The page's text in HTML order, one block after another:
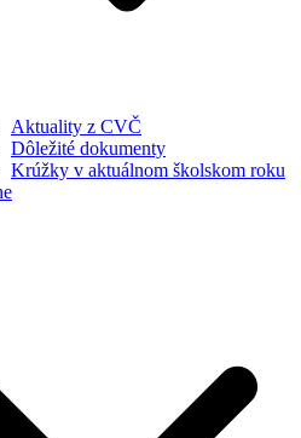
Aktuality z CVČ
Dôležité dokumenty
Krúžky v aktuálnom školskom roku